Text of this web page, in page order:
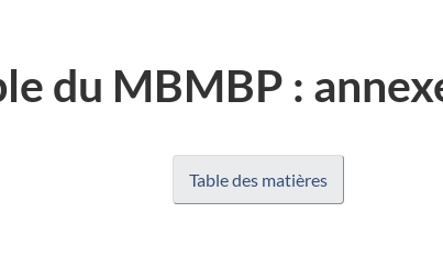
du MBMBP :
Table des matières